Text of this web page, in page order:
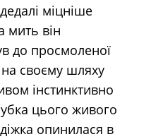
міцніше
мить він
до просмоленої
своєму шляху
інстинктивно
цього живого
опинилася в